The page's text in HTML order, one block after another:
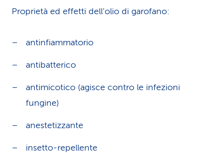
Proprietà ed effetti dell’olio di garofano:
antinfiammatorio
antibatterico
antimicotico (agisce contro le infezioni
fungine)
anestetizzante
insetto-repellente